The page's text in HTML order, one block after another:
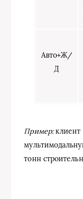
Авто+Ж/
Д
Пример:клиент
тонн